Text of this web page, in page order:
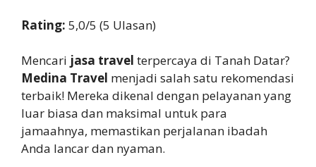
Rating: 5,0/5 (5 Ulasan)
Mencari jasa travel terpercaya di Tanah Datar?
Medina Travel menjadi salah satu rekomendasi
terbaik! Mereka dikenal dengan pelayanan yang
luar biasa dan maksimal untuk para
jamaahnya, memastikan perjalanan ibadah
Anda lancar dan nyaman.